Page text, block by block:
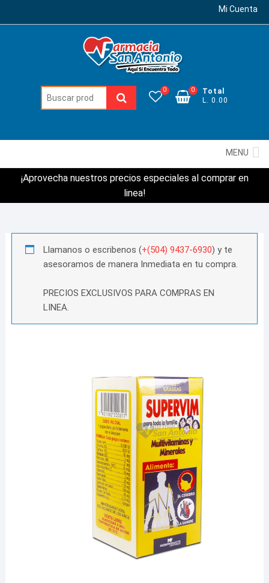
Mi Cuenta
Buscar: 0
Total
L. 0.00
0
MENU
¡Aprovecha nuestros precios especiales al comprar en
linea!
Llamanos o escribenos (+(504) 9437-6930) y te
asesoramos de manera Inmediata en tu compra.
PRECIOS EXCLUSIVOS PARA COMPRAS EN
LINEA.